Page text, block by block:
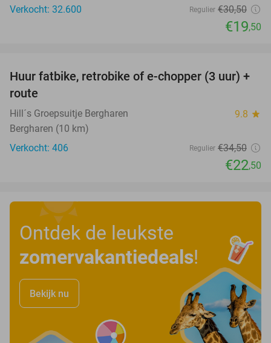
Verkocht: 32.600
Regulier €30,50
€19,50
35%
Huur fatbike, retrobike of e-chopper (3 uur) +
route
Hill´s Groepsuitje Bergharen 9.8 star
Bergharen (10 km)
Verkocht: 406
Regulier €34,50
€22,50
Ontdek de leukste
zomervakantiedeals!
Bekijk nu